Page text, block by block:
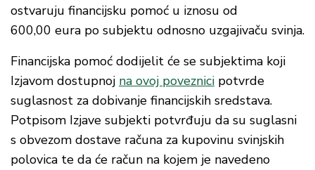
ostvaruju financijsku pomoć u iznosu od
600,00 eura po subjektu odnosno uzgajivaču svinja.
Financijska pomoć dodijelit će se subjektima koji
Izjavom dostupnoj na ovoj poveznici potvrde
suglasnost za dobivanje financijskih sredstava.
Potpisom Izjave subjekti potvrđuju da su suglasni
s obvezom dostave računa za kupovinu svinjskih
polovica te da će račun na kojem je navedeno